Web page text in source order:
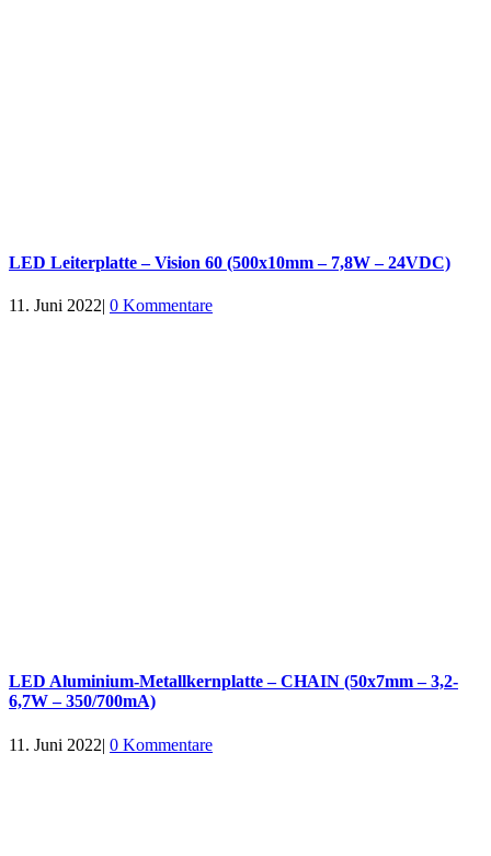
LED Leiterplatte – Vision 60 (500x10mm – 7,8W – 24VDC)
11. Juni 2022| 0 Kommentare
LED Aluminium-Metallkernplatte – CHAIN (50x7mm – 3,2-
6,7W – 350/700mA)
11. Juni 2022| 0 Kommentare